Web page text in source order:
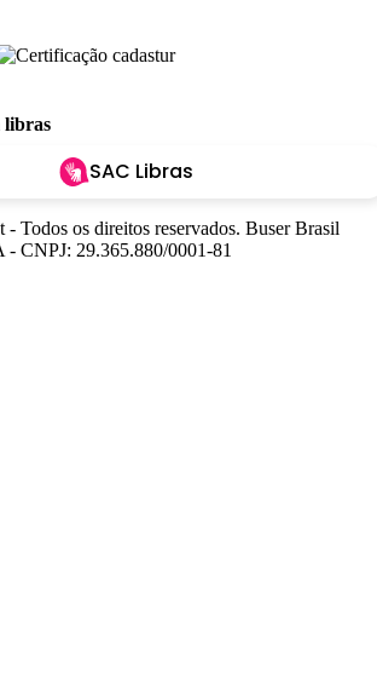
libras
SAC Libras
Todos os direitos reservados. Buser Brasil
CNPJ: 29.365.880/0001-81